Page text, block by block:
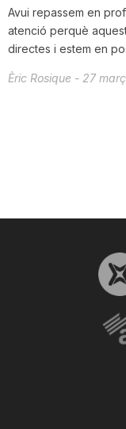
Avui repassem en
atenció perquè
directes i estem en
Èric Rosique - 27